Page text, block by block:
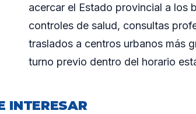
acercar el Estado provincial a los
controles de salud, consultas
traslados a centros urbanos más
turno previo dentro del horario
INTERESAR